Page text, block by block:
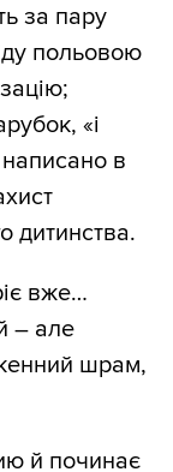
за пару
польовою
«і
в
дитинства.
вже…
– але
шрам,
й починає